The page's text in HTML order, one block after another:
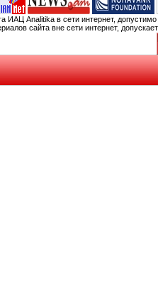
ИАЦ Analitika в сети интернет,
сайта вне сети интернет,